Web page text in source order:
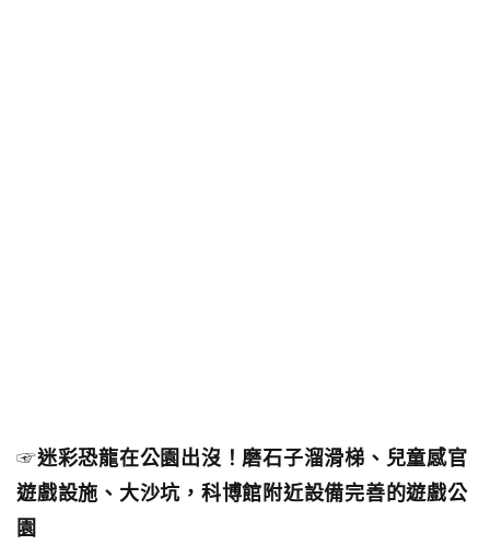
☞迷彩恐龍在公園出沒！磨石子溜滑梯、兒童感官
遊戲設施、大沙坑，科博館附近設備完善的遊戲公
園